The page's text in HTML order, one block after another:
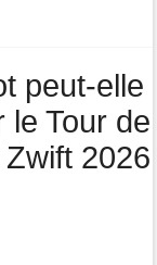
déclassé
Team
peut-elle
le Tour de
2026